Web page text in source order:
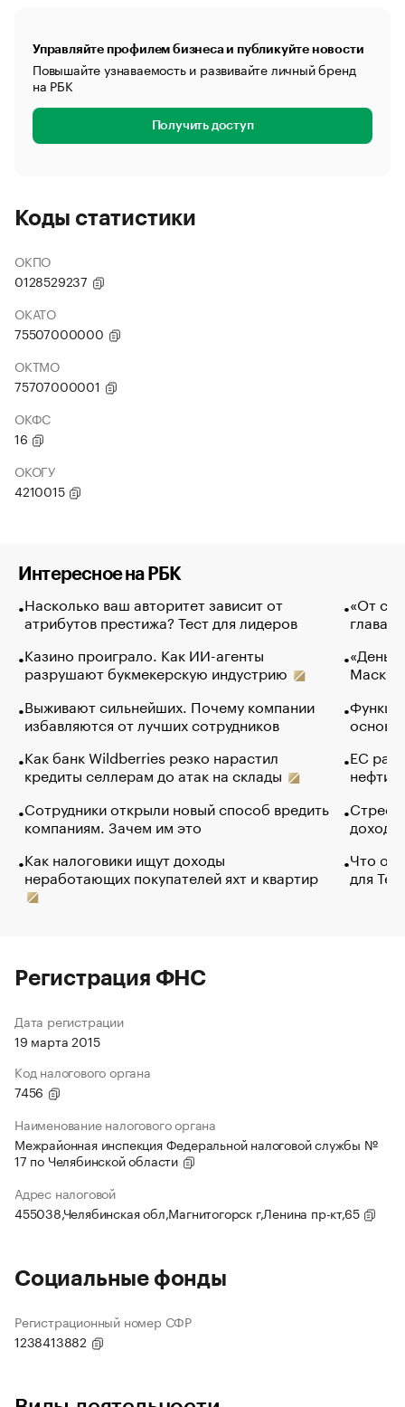
Управляйте профилем бизнеса и публикуйте новости
Повышайте узнаваемость и развивайте личный бренд
на РБК
Получить доступ
Коды статистики
ОКПО
0128529237
ОКАТО
75507000000
ОКТМО
75707000001
ОКФС
16
ОКОГУ
4210015
Интересное на РБК
Насколько ваш авторитет зависит от
атрибутов престижа? Тест для лидеров
Казино проиграло. Как ИИ-агенты
разрушают букмекерскую индустрию
Выживают сильнейших. Почему компании
избавляются от лучших сотрудников
Как банк Wildberries резко нарастил
кредиты селлерам до атак на склады
Сотрудники открыли новый способ вредить
компаниям. Зачем им это
Как налоговики ищут доходы
неработающих покупателей яхт и квартир
«От
глава
Маск в
основ
ЕС
нефти
Что
для
Регистрация ФНС
Дата регистрации
19 марта 2015
Код налогового органа
7456
Наименование налогового органа
Межрайонная инспекция Федеральной налоговой службы №
17 по Челябинской области
Адрес налоговой
455038,Челябинская обл,Магнитогорск г,Ленина пр-кт,65
Социальные фонды
Регистрационный номер СФР
1238413882